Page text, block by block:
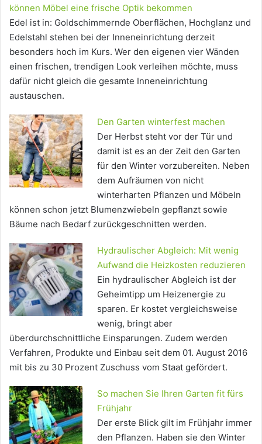
können Möbel eine frische Optik bekommen
Edel ist in: Goldschimmernde Oberflächen, Hochglanz und
Edelstahl stehen bei der Inneneinrichtung derzeit
besonders hoch im Kurs. Wer den eigenen vier Wänden
einen frischen, trendigen Look verleihen möchte, muss
dafür nicht gleich die gesamte Inneneinrichtung
austauschen.
Den Garten winterfest machen
Der Herbst steht vor der Tür und
damit ist es an der Zeit den Garten
für den Winter vorzubereiten. Neben
dem Aufräumen von nicht
winterharten Pflanzen und Möbeln
können schon jetzt Blumenzwiebeln gepflanzt sowie
Bäume nach Bedarf zurückgeschnitten werden.
Hydraulischer Abgleich: Mit wenig
Aufwand die Heizkosten reduzieren
Ein hydraulischer Abgleich ist der
Geheimtipp um Heizenergie zu
sparen. Er kostet vergleichsweise
wenig, bringt aber
überdurchschnittliche Einsparungen. Zudem werden
Verfahren, Produkte und Einbau seit dem 01. August 2016
mit bis zu 30 Prozent Zuschuss vom Staat gefördert.
So machen Sie Ihren Garten fit fürs
Frühjahr
Der erste Blick gilt im Frühjahr immer
den Pflanzen. Haben sie den Winter